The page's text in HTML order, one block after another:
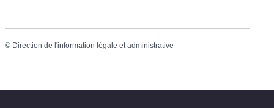
© Direction de l'information légale et administrative